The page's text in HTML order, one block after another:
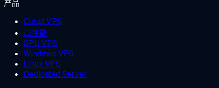
产品
Cloud VPS
高性能
GPU VPS
Windows VPS
Linux VPS
Dedicated Server